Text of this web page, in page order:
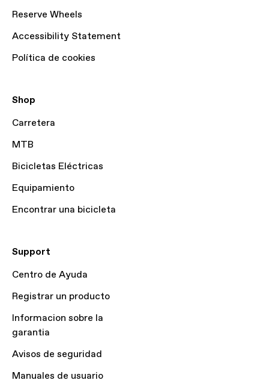
Reserve Wheels
Accessibility Statement
Política de cookies
Shop
Carretera
MTB
Bicicletas Eléctricas
Equipamiento
Encontrar una bicicleta
Support
Centro de Ayuda
Registrar un producto
Informacion sobre la
garantia
Avisos de seguridad
Manuales de usuario